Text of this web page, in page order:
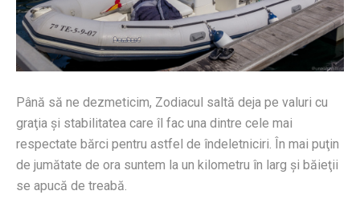
Până să ne dezmeticim, Zodiacul saltă deja pe valuri cu
graţia şi stabilitatea care îl fac una dintre cele mai
respectate bărci pentru astfel de îndeletniciri. În mai puţin
de jumătate de ora suntem la un kilometru în larg şi băieţii
se apucă de treabă.